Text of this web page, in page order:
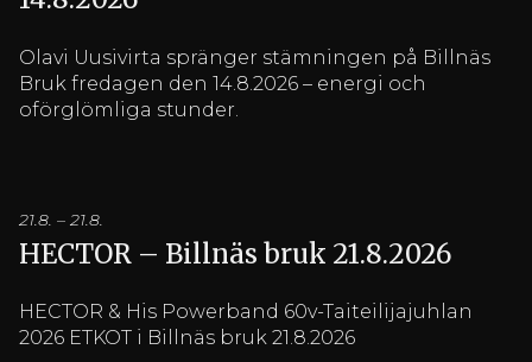
Olavi Uusivirta spränger stämningen på Billnäs
Bruk fredagen den 14.8.2026 – energi och
oförglömliga stunder.
21.8. – 21.8.
HECTOR – Billnäs bruk 21.8.2026
HECTOR & His Powerband 60v-Taiteilijajuhlan
2026 ETKOT i Billnäs bruk 21.8.2026